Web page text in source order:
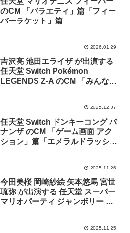
のCM 「バラエティ」篇「フィー
バーラケット」篇
2026.01.29
吉沢亮 池田エライザ が出演する
任天堂 Switch Pokémon
LEGENDS Z-A のCM 「みんなと
2025.12.07
任天堂 Switch ドンキーコング バ
ナンザ のCM 「ゲーム画面 アク
ション」篇「エメラルドラッシ
2025.11.26
今田美桜 岡崎紗絵 矢本悠馬 宮世
琉弥 が出演する 任天堂 スーパー
マリオパーティ ジャンボリー の
2025.11.25